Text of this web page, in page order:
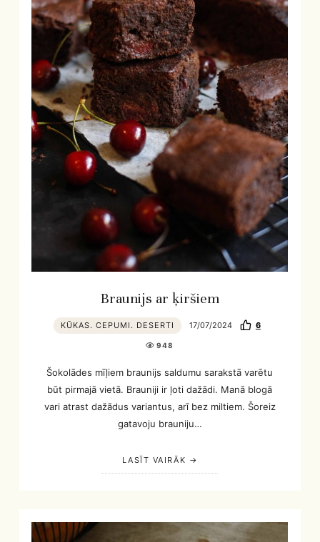
Braunijs ar ķiršiem
KŪKAS. CEPUMI. DESERTI 17/07/2024 6
948
Šokolādes mīļiem braunijs saldumu sarakstā varētu
būt pirmajā vietā. Brauniji ir ļoti dažādi. Manā blogā
vari atrast dažādus variantus, arī bez miltiem. Šoreiz
gatavoju brauniju…
LASĪT VAIRĀK